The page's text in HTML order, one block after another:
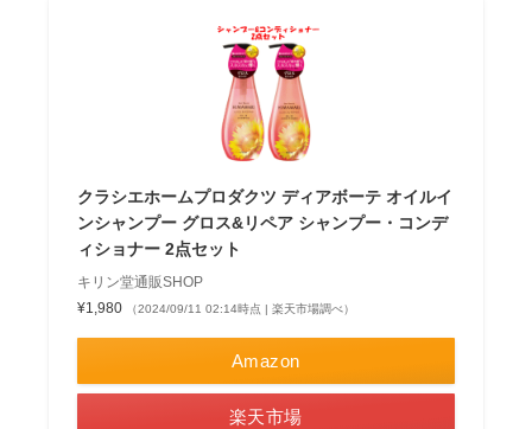
クラシエホームプロダクツ ディアボーテ オイルイ
ンシャンプー グロス&リペア シャンプー・コンデ
ィショナー 2点セット
キリン堂通販SHOP
¥1,980
（2024/09/11 02:14時点 | 楽天市場調べ）
Amazon
楽天市場